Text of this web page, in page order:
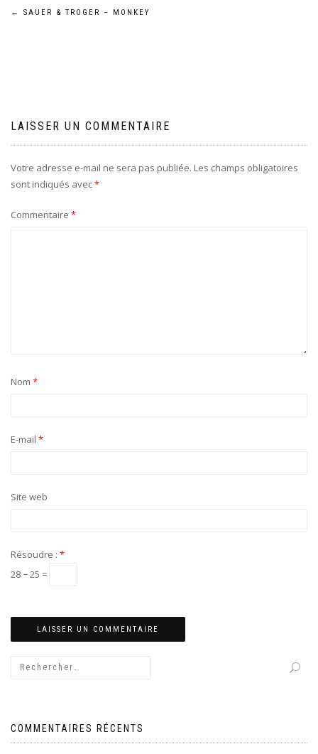
Navigation
← SAUER & TROGER – MONKEY
LAISSER UN COMMENTAIRE
Votre adresse e-mail ne sera pas publiée. Les champs obligatoires
sont indiqués avec*
Commentaire *
Nom *
E-mail *
Site web
Résoudre : *
28 − 25 =
COMMENTAIRES RÉCENTS